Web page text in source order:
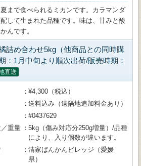
まで食べられるミカンです。カラマンダ
して生まれた品種です。味は、甘みと酸
んです。
詰め合わせ5kg（他商品との同時購
：1月中旬より順次出荷/販売時期：
直送
¥4,300（税込）
送料込み（遠隔地追加料金あり）
#0437629
重量
5kg（傷み対応分250g増量）/品種
により、入り個数が違います。
清家ばんかんビレッジ（愛媛
県）